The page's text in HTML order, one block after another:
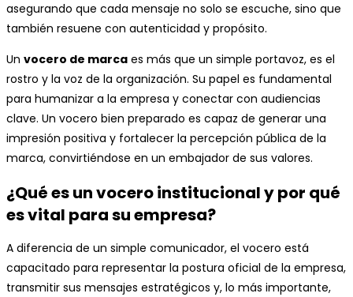
asegurando que cada mensaje no solo se escuche, sino que
también resuene con autenticidad y propósito.
Un vocero de marca es más que un simple portavoz, es el
rostro y la voz de la organización. Su papel es fundamental
para humanizar a la empresa y conectar con audiencias
clave. Un vocero bien preparado es capaz de generar una
impresión positiva y fortalecer la percepción pública de la
marca, convirtiéndose en un embajador de sus valores.
¿Qué es un vocero institucional y por qué
es vital para su empresa?
A diferencia de un simple comunicador, el vocero está
capacitado para representar la postura oficial de la empresa,
transmitir sus mensajes estratégicos y, lo más importante,